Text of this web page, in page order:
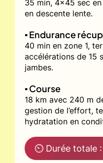
35 min, 4x45 sec
en descente lente.
▪️ Endurance
40 min en zone 1,
accélérations de 15
jambes.
▪️ Course
18 km avec 240 m
gestion de l’effort,
hydratation en
⏲ Durée totale :